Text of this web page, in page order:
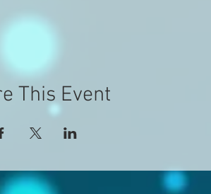
This Event